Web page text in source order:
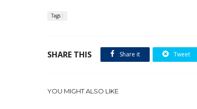
Tags :
SHARE THIS Share it Tweet
YOU MIGHT ALSO LIKE